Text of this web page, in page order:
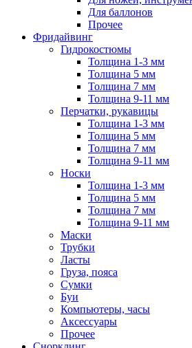
Для баллонов
Прочее
Фридайвинг
Гидрокостюмы
Толщина 1-3 мм
Толщина 5 мм
Толщина 7 мм
Толщина 9-11 мм
Перчатки, рукавицы
Толщина 1-3 мм
Толщина 5 мм
Толщина 7 мм
Толщина 9-11 мм
Носки
Толщина 1-3 мм
Толщина 5 мм
Толщина 7 мм
Толщина 9-11 мм
Маски
Трубки
Ласты
Груза, пояса
Сумки
Буи
Компьютеры, часы
Аксессуары
Прочее